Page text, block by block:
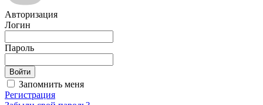
Авторизация
Логин
Пароль
Запомнить меня
Регистрация